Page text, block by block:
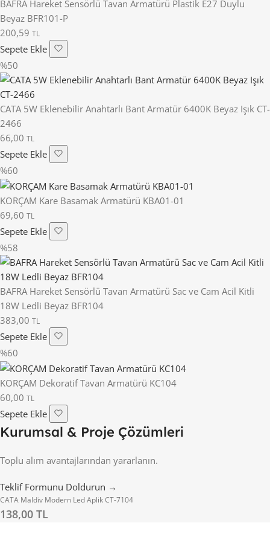
BAFRA Hareket Sensörlü Tavan Armatürü Plastik E27 Duylu
Beyaz BFR101-P
200,59 TL
Sepete Ekle
%50
CATA 5W Eklenebilir Anahtarlı Bant Armatür 6400K Beyaz Işık CT-
2466
66,00 TL
Sepete Ekle
%60
KORÇAM Kare Basamak Armatürü KBA01-01
69,60 TL
Sepete Ekle
%58
BAFRA Hareket Sensörlü Tavan Armatürü Sac ve Cam Acil Kitli
18W Ledli Beyaz BFR104
383,00 TL
Sepete Ekle
%60
KORÇAM Dekoratif Tavan Armatürü KC104
60,00 TL
Sepete Ekle
Kurumsal & Proje Çözümleri
Toplu alım avantajlarından yararlanın.
Teklif Formunu Doldurun →
CATA Maldiv Modern Led Aplik CT-7104
138,00 TL